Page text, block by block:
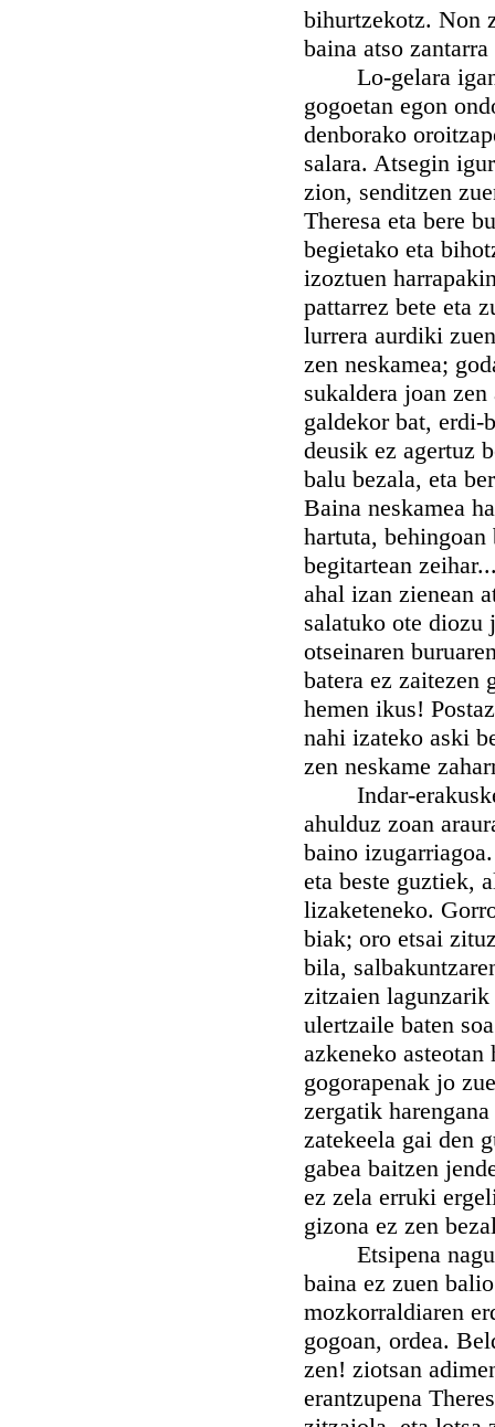
bihurtzekotz. Non
baina atso
Lo-gelara
gogoetan egon
denborako
salara. Atsegin
zion, senditzen
Theresa eta bere
begietako eta
izoztuen
pattarrez bete eta
lurrera aurdiki
zen neskamea;
sukaldera joan
galdekor bat, erdi-
deusik ez agertuz
balu bezala, eta
Baina neskamea
hartuta,
begitartean
ahal izan zienean
salatuko ote diozu
otseinaren
batera ez zaitezen
hemen ikus!
nahi izateko aski
zen neskame
Indar-
ahulduz zoan
baino
eta beste guztiek,
lizaketeneko.
biak; oro etsai
bila,
zitzaien
ulertzaile baten
azkeneko
gogorapenak jo
zergatik
zatekeela gai den
gabea baitzen
ez zela erruki
gizona ez zen
Etsipena
baina ez zuen
mozkorraldiaren
gogoan, ordea.
zen! ziotsan
erantzupena